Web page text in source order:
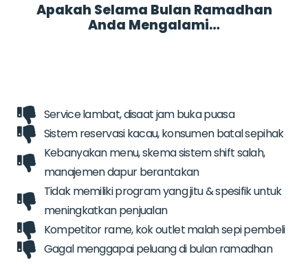
Apakah Selama Bulan Ramadhan
Anda Mengalami…
Service lambat, disaat jam buka puasa
Sistem reservasi kacau, konsumen batal sepihak
Kebanyakan menu, skema sistem shift salah,
manajemen dapur berantakan
Tidak memiliki program yang jitu & spesifik untuk
meningkatkan penjualan
Kompetitor rame, kok outlet malah sepi pembeli
Gagal menggapai peluang di bulan ramadhan